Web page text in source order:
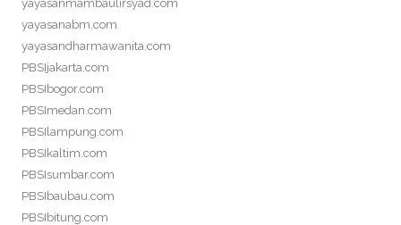
yayasanmambaulirsyad.com
yayasanabm.com
yayasandharmawanita.com
PBSIjakarta.com
PBSIbogor.com
PBSImedan.com
PBSIlampung.com
PBSIkaltim.com
PBSIsumbar.com
PBSIbaubau.com
PBSIbitung.com